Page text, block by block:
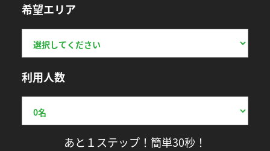
希望エリア
利用人数
あと１ステップ！簡単30秒！